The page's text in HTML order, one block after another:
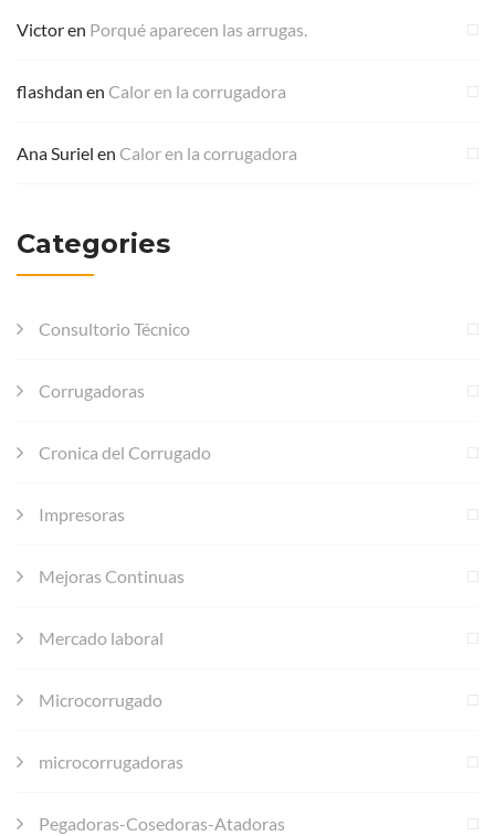
Victoren Porqué aparecen las arrugas.
flashdan en Calor en la corrugadora
Ana Suriel en Calor en la corrugadora
Categories
Consultorio Técnico
Corrugadoras
Cronica del Corrugado
Impresoras
Mejoras Continuas
Mercado laboral
Microcorrugado
microcorrugadoras
Pegadoras-Cosedoras-Atadoras